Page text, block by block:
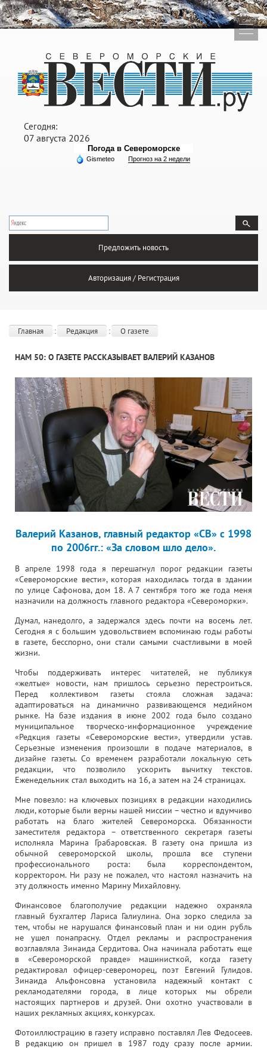
Сегодня:
07 августа 2026
Погода в Североморске
Gismeteo Прогноз на 2 недели
Предложить новость
Авторизация / Регистрация
Главная Редакция О газете
НАМ 50: О ГАЗЕТЕ РАССКАЗЫВАЕТ ВАЛЕРИЙ КАЗАНОВ
Валерий Казанов, главный редактор «СВ» с 1998
по 2006гг.: «За словом шло дело».
В апреле 1998 года я перешагнул порог редакции газеты
«Североморские вести», которая находилась тогда в здании
по улице Сафонова, дом 18. А 7 сентября того же года меня
назначили на должность главного редактора «Североморки».
Думал, нанедолго, а задержался здесь почти на восемь лет.
Сегодня я с большим удовольствием вспоминаю годы работы
в газете, бесспорно, они стали самыми счастливыми в моей
жизни.
Чтобы поддерживать интерес читателей, не публикуя
«желтые» новости, нам пришлось серьезно перестроиться.
Перед коллективом газеты стояла сложная задача:
адаптироваться на динамично развивающемся медийном
рынке. На базе издания в июне 2002 года было создано
муниципальное творческо-информационное учреждение
«Редкция газеты «Североморские вести», утвердили устав.
Серьезные изменения произошли в подаче материалов, в
дизайне газеты. Со временем разработали локальную сеть
редакции, что позволило ускорить вычитку текстов.
Еженедельник стал выходить на 16, а затем на 24 страницах.
Мне повезло: на ключевых позициях в редакции находились
люди, которые были верны нашей миссии – честно и вдумчиво
работать на благо жителей Североморска. Обязанности
заместителя редактора – ответственного секретаря газеты
исполняла Марина Грабаровская. В газету она пришла из
обычной североморской школы, прошла все ступени
профессионального роста: была корреспондентом,
корректором. Ни разу не пожалел, что настоял назначить на
эту должность именно Марину Михайловну.
Финансовое благополучие редакции надежно охраняла
главный бухгалтер Лариса Галиулина. Она зорко следила за
тем, чтобы не нарушался финансовый план и ни один рубль
не ушел понапрасну. Отдел рекламы и распространения
возглавляла Зинаида Сердитова. Она начинала работать еще
в «Североморской правде» машинисткой, когда газету
редактировал офицер-североморец, поэт Евгений Гулидов.
Зинаида Альфонсовна установила надежный контакт с
рекламодателями города, в лице которых мы обрели
настоящих партнеров и друзей. Они охотно участвовали в
наших рекламных акциях, конкурсах.
Фотоиллюстрацию в газету исправно поставлял Лев Федосеев.
В редакцию он пришел в 1987 году сразу после армии.